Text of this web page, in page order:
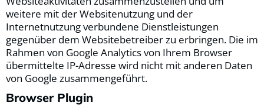
weitere mit der Websitenutzung und der
Internetnutzung verbundene Dienstleistungen
gegenüber dem Websitebetreiber zu erbringen. Die im
Rahmen von Google Analytics von Ihrem Browser
übermittelte IP-Adresse wird nicht mit anderen Daten
von Google zusammengeführt.
Browser Plugin